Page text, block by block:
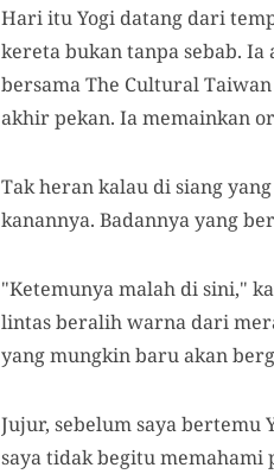
Hari itu Yogi datang dari
kereta bukan tanpa sebab.
bersama The Cultural
akhir pekan. Ia memainkan
Tak heran kalau di siang
kanannya. Badannya yang
"Ketemunya malah di sini,"
lintas beralih warna dari
yang mungkin baru akan
Jujur, sebelum saya bertemu
saya tidak begitu memahami